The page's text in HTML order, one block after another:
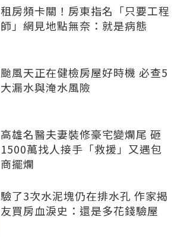
租房頻卡關！房東指名「只要工程
師」網見地點無奈：就是病態
颱風天正在健檢房屋好時機 必查5
大漏水與淹水風險
高雄名醫夫妻裝修豪宅變爛尾 砸
1500萬找人接手「救援」又遇包
商擺爛
驗了3次水泥塊仍在排水孔 作家揭
友買房血淚史：還是多花錢驗屋